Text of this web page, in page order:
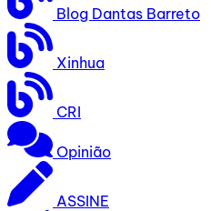
Blog Dantas Barreto
Xinhua
CRI
Opinião
ASSINE